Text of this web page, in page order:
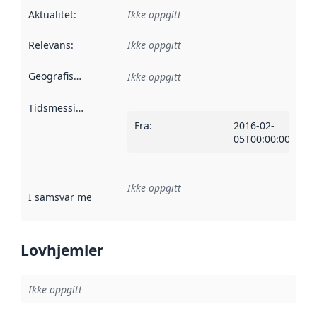
Aktualitet: Ikke oppgitt
Relevans: Ikke oppgitt
Geografisk avgrensning :
Ikke oppgitt
Tidsmessig avgrensning
Fra:
2016-02-
05T00:00:00Z
I samsvar med Referanse til en implementasjonsregel
Ikke oppgitt
Lovhjemler
Ikke oppgitt